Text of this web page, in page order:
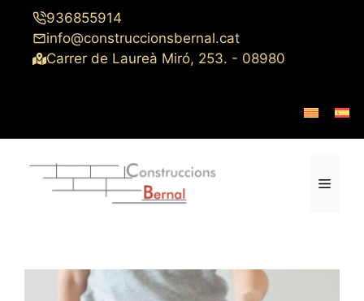
Saltar
contenido
936855914
info@construccionsbernal.cat
Carrer de Laureà Miró, 253. - 08980
Menú